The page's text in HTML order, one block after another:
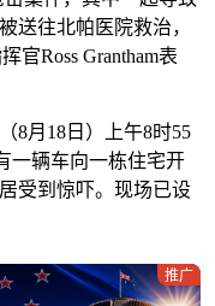
送往北帕医院救治，
官Ross Grantham表
8月18日）上午8时55
一辆车向一栋住宅开
受到惊吓。现场已设
推广